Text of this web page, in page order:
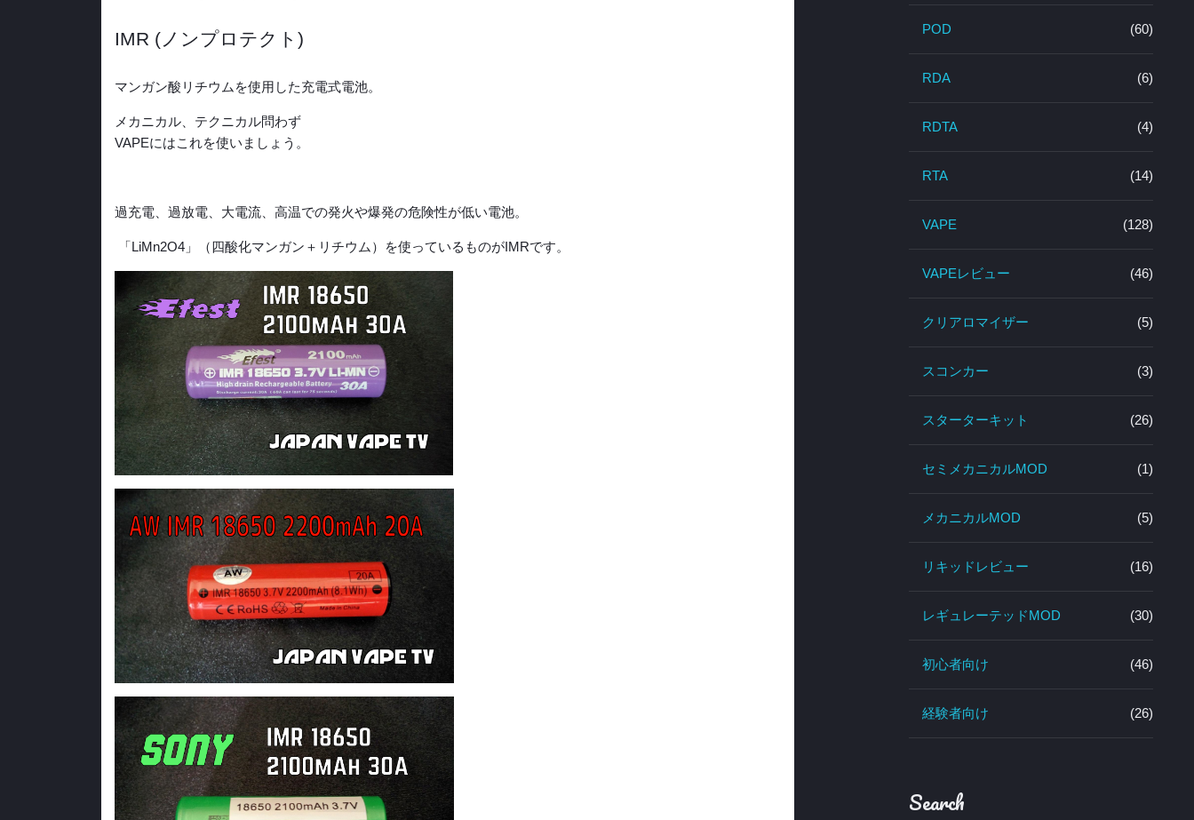
IMR (ノンプロテクト)
マンガン酸リチウムを使用した充電式電池。
メカニカル、テクニカル問わず
VAPEにはこれを使いましょう。
過充電、過放電、大電流、高温での発火や爆発の危険性が低い電池。
「LiMn2O4」（四酸化マンガン＋リチウム）を使っているものがIMRです。
POD (60)
RDA (6)
RDTA (4)
RTA (14)
VAPE (128)
VAPEレビュー (46)
クリアロマイザー (5)
スコンカー (3)
スターターキット (26)
セミメカニカルMOD (1)
メカニカルMOD (5)
リキッドレビュー (16)
レギュレーテッドMOD (30)
初心者向け (46)
経験者向け (26)
Search